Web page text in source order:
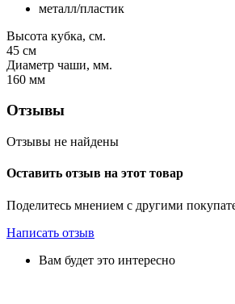
металл/пластик
Высота кубка, см.
45 см
Диаметр чаши, мм.
160 мм
Отзывы
Отзывы не найдены
Оставить отзыв на этот товар
Поделитесь мнением с другими
Написать отзыв
Вам будет это интересно